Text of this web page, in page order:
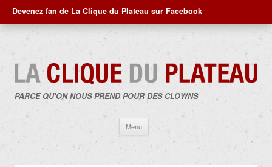
Devenez fan de La Clique du Plateau sur Facebook
PARCE QU'ON NOUS PREND POUR DES CLOWNS
Menu
contenu